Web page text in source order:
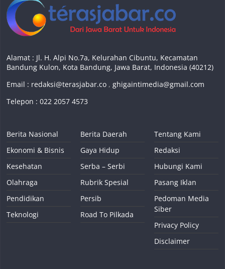
Alamat : Jl. H. Alpi No.7a, Kelurahan Cibuntu, Kecamatan
Bandung Kulon, Kota Bandung, Jawa Barat, Indonesia (40212)
Email : redaksi@terasjabar.co ,ghigaintimedia@gmail.com
Telepon : 022 2057 4573
Berita Nasional
Ekonomi & Bisnis
Kesehatan
Olahraga
Pendidikan
Teknologi
Berita Daerah
Gaya Hidup
Serba – Serbi
Rubrik Spesial
Persib
Road To Pilkada
Tentang Kami
Redaksi
Hubungi Kami
Pasang Iklan
Pedoman Media
Siber
Privacy Policy
Disclaimer